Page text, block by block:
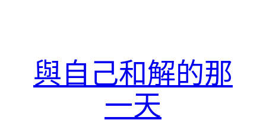
與自己和解的那
一天